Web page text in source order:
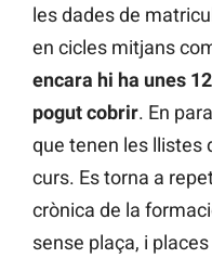
les dades de
en cicles mitjans
encara hi ha unes
pogut cobrir. En
que tenen les llistes
curs. Es torna a
crònica de la
sense plaça, i